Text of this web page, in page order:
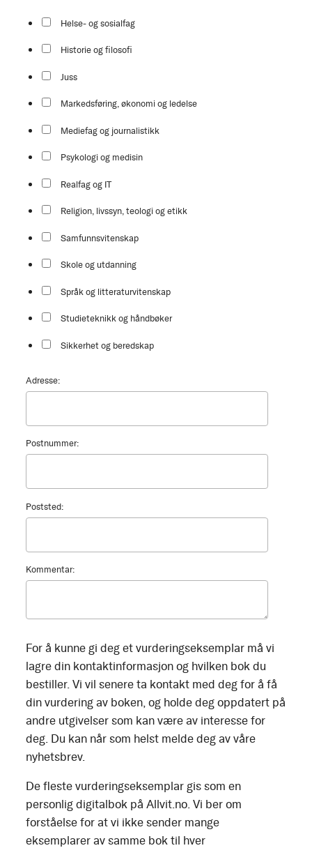
Helse- og sosialfag
Historie og filosofi
Juss
Markedsføring, økonomi og ledelse
Mediefag og journalistikk
Psykologi og medisin
Realfag og IT
Religion, livssyn, teologi og etikk
Samfunnsvitenskap
Skole og utdanning
Språk og litteraturvitenskap
Studieteknikk og håndbøker
Sikkerhet og beredskap
Adresse:
Postnummer:
Poststed:
Kommentar:
For å kunne gi deg et vurderingseksemplar må vi
lagre din kontaktinformasjon og hvilken bok du
bestiller. Vi vil senere ta kontakt med deg for å få
din vurdering av boken, og holde deg oppdatert på
andre utgivelser som kan være av interesse for
deg. Du kan når som helst melde deg av våre
nyhetsbrev.
De fleste vurderingseksemplar gis som en
personlig digitalbok på Allvit.no. Vi ber om
forståelse for at vi ikke sender mange
eksemplarer av samme bok til hver